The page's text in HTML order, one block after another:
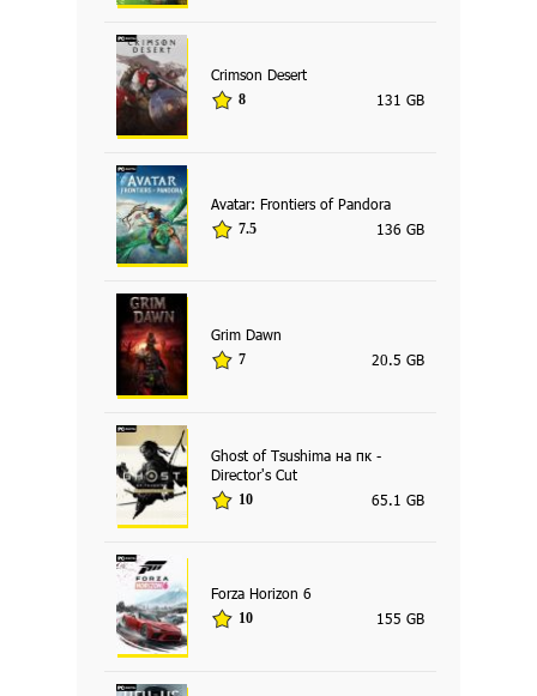
Crimson Desert
8 131 GB
Avatar: Frontiers of Pandora
7.5 136 GB
Grim Dawn
7 20.5 GB
Ghost of Tsushima на пк -
Director's Cut
10 65.1 GB
Forza Horizon 6
10 155 GB